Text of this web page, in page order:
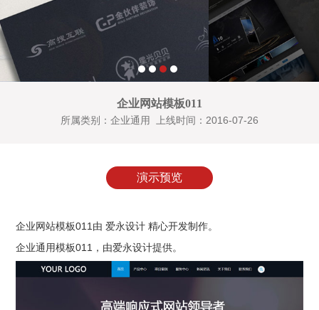
企业网站模板011
所属类别：企业通用 上线时间：2016-07-26
演示预览
企业网站模板011由 爱永设计 精心开发制作。
企业通用模板011 ，由爱永设计提供。